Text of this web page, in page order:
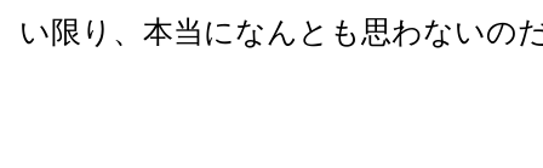
い限り、本当になんとも思わないの